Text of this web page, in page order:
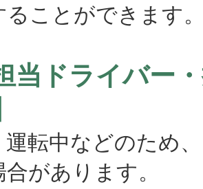
ることができます
当ドライバー
転中などのため
合があります。